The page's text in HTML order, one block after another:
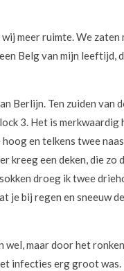
meer ruimte. We
Belg van mijn leeftijd,
Ten zuiden van
3. Het is
en telkens twee
kreeg een deken, die
droeg ik twee
je bij regen en sneeuw
wel, maar door het
infecties erg groot